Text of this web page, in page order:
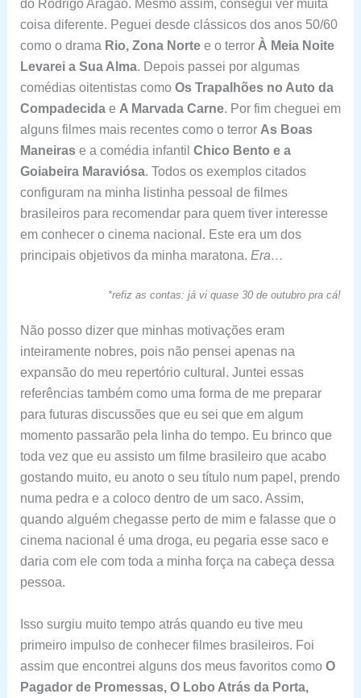
do Rodrigo Aragão. Mesmo assim, consegui ver muita
coisa diferente. Peguei desde clássicos dos anos 50/60
como o drama Rio, Zona Nortee o terror À Meia Noite
Levarei a Sua Alma. Depois passei por algumas
comédias oitentistas como Os Trapalhões no Auto da
Compadecidae A Marvada Carne. Por fim cheguei em
alguns filmes mais recentes como o terror As Boas
Maneirase a comédia infantil Chico Bento e a
Goiabeira Maraviósa. Todos os exemplos citados
configuram na minha listinha pessoal de filmes
brasileiros para recomendar para quem tiver interesse
em conhecer o cinema nacional. Este era um dos
principais objetivos da minha maratona. Era…
*refiz as contas: já vi quase 30 de outubro pra cá!
Não posso dizer que minhas motivações eram
inteiramente nobres, pois não pensei apenas na
expansão do meu repertório cultural. Juntei essas
referências também como uma forma de me preparar
para futuras discussões que eu sei que em algum
momento passarão pela linha do tempo. Eu brinco que
toda vez que eu assisto um filme brasileiro que acabo
gostando muito, eu anoto o seu título num papel, prendo
numa pedra e a coloco dentro de um saco. Assim,
quando alguém chegasse perto de mim e falasse que o
cinema nacional é uma droga, eu pegaria esse saco e
daria com ele com toda a minha força na cabeça dessa
pessoa.
Isso surgiu muito tempo atrás quando eu tive meu
primeiro impulso de conhecer filmes brasileiros. Foi
assim que encontrei alguns dos meus favoritos como O
Pagador de Promessas, O Lobo Atrás da Porta,